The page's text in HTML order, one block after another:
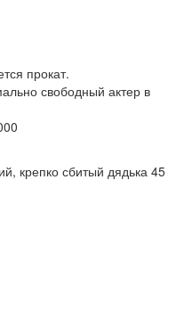
прокат.
свободный актер в
крепко сбитый дядька 45